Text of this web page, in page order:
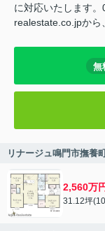
に対応いたします
realestate.co.jpから
無
リナージュ鳴門市撫
2,560万
31.12坪